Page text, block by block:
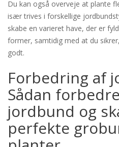
Du kan også overveje at plante
især trives i forskellige
skabe en varieret have, der er
former, samtidig med at du
godt.
Forbedring af
Sådan
jordbund og
perfekte